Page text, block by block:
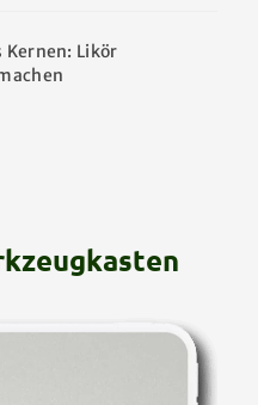
Kernen: Likör